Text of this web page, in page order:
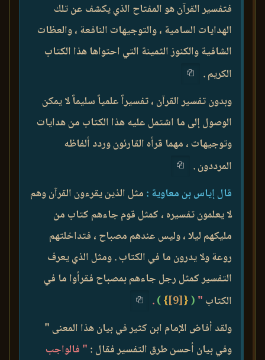
فتفسير القرآن هو المفتاح الذي يكشف عن تلك
الهدايات السامية ، والتوجيهات النافعة ، والعظات
الشافية والكنوز الثمينة التي احتواها هذا الكتاب
الكريم .
وبدون تفسير القرآن ، تفسيراً علمياً سليماً لا يمكن
الوصول إلى ما اشتمل عليه هذا الكتاب من هدايات
وتوجيهات ، مهما قرأه القارئون وردد ألفاظه
المرددون .
قال إياس بن معاوية : مثل الذين يقرءون القرآن وهم
لا يعلمون تفسيره ، كمثل قوم جاءهم كتاب من
مليكهم ليلا ، وليس عندهم مصباح ، فتداخلتهم
روعة ولا يدرون ما في الكتاب . ومثل الذي يعرف
التفسير كمثل رجل جاءهم بمصباح فقرأوا ما في
الكتاب "
(
{
[9]
}
)
.
ولقد أفاض الإمام ابن كثير في بيان هذا المعنى "
وفي بيان أحسن طرق التفسير فقال : " فالواجب